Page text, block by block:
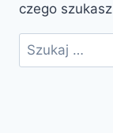
czego
Szukaj: